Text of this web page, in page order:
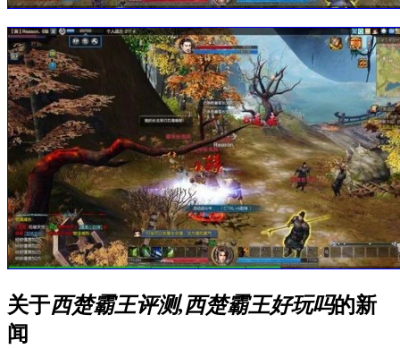
关于西楚霸王评测,西楚霸王好玩吗的新
闻